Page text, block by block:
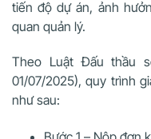
tiến độ dự án, ảnh
quan quản lý.
Theo Luật Đấu thầu
01/07/2025), quy trình
như sau: